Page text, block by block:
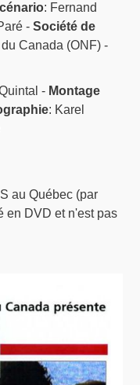
: Fernand
-Société de
Canada (ONF) -
- Montage
: Karel
au Québec (par
en DVD et n'est pas